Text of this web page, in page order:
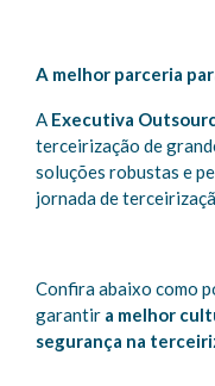
A melhor parceria
A Executiva
terceirização de
soluções robustas e
jornada de
Confira abaixo como
garantir a melhor
segurança na